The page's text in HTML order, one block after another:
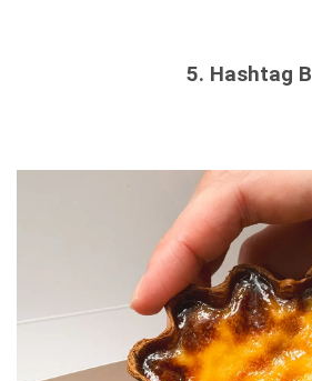
5. Hashtag B